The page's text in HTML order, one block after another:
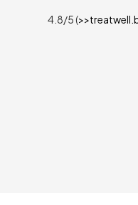
4.8/5 (